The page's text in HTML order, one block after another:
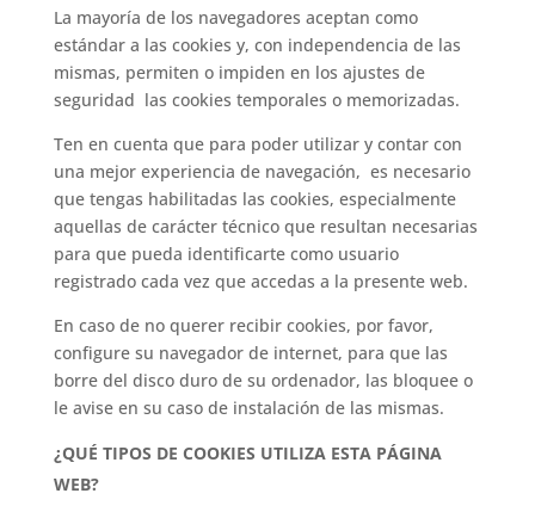
La mayoría de los navegadores aceptan como
estándar a las cookies y, con independencia de las
mismas, permiten o impiden en los ajustes de
seguridad las cookies temporales o memorizadas.
Ten en cuenta que para poder utilizar y contar con
una mejor experiencia de navegación, es necesario
que tengas habilitadas las cookies, especialmente
aquellas de carácter técnico que resultan necesarias
para que pueda identificarte como usuario
registrado cada vez que accedas a la presente web.
En caso de no querer recibir cookies, por favor,
configure su navegador de internet, para que las
borre del disco duro de su ordenador, las bloquee o
le avise en su caso de instalación de las mismas.
¿QUÉ TIPOS DE COOKIES UTILIZA ESTA PÁGINA
WEB?